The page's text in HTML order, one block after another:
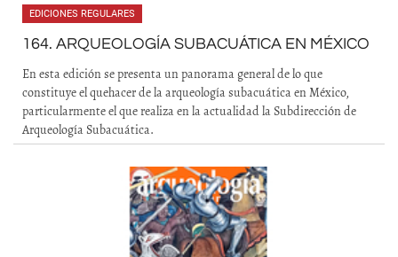
EDICIONES REGULARES
164. ARQUEOLOGÍA SUBACUÁTICA EN MÉXICO
En esta edición se presenta un panorama general de lo que
constituye el quehacer de la arqueología subacuática en México,
particularmente el que realiza en la actualidad la Subdirección de
Arqueología Subacuática.